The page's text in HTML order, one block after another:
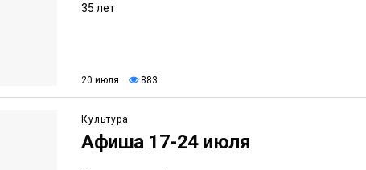
35 лет
20 июля 883
Культура
Афиша 17-24 июля